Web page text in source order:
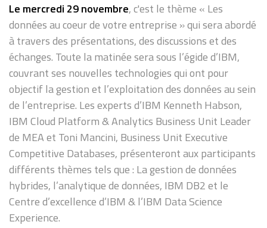
Le mercredi 29 novembre, c'est le thème « Les
données au coeur de votre entreprise » qui sera abordé
à travers des présentations, des discussions et des
échanges. Toute la matinée sera sous l’égide d’IBM,
couvrant ses nouvelles technologies qui ont pour
objectif la gestion et l’exploitation des données au sein
de l’entreprise. Les experts d’IBM Kenneth Habson,
IBM Cloud Platform & Analytics Business Unit Leader
de MEA et Toni Mancini, Business Unit Executive
Competitive Databases, présenteront aux participants
différents thèmes tels que : La gestion de données
hybrides, l’analytique de données, IBM DB2 et le
Centre d’excellence d’IBM & l’IBM Data Science
Experience.